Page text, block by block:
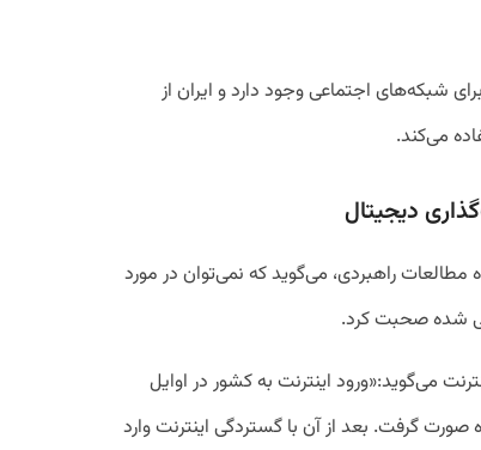
شبکه‌های اجتماعی وجود دارد و ایران از
می‌کند.
دیجیتال
راهبردی، می‌گوید که نمی‌توان در مورد
شده صحبت کرد.
می‌گوید:«ورود اینترنت به کشور در اوایل
صورت گرفت. بعد از آن با گستردگی اینترنت وارد